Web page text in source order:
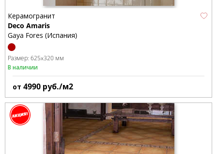
Керамогранит
Deco Amaris
Gaya Fores (Испания)
Размер: 625x320 мм
В наличии
от 4990 руб./м2